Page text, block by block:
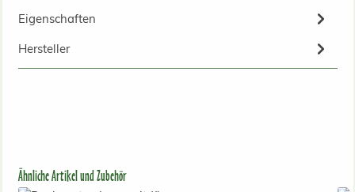
Eigenschaften
Hersteller
Produktgalerie überspringen
Ähnliche Artikel und Zubehör